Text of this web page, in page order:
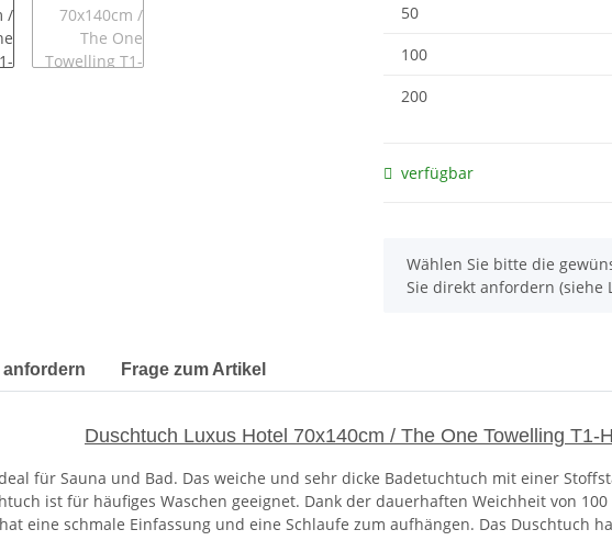
50
100
200
verfügbar
x
Wählen Sie bitte die
Sie direkt anfordern (siehe
Frage zum Artikel
Duschtuch Luxus Hotel 70x140cm / The One Towelling T1-
für Sauna und Bad. Das weiche und sehr dicke Badetuchtuch mit einer
ist für häufiges Waschen geeignet. Dank der dauerhaften Weichheit von
eine schmale Einfassung und eine Schlaufe zum aufhängen. Das Duschtuch